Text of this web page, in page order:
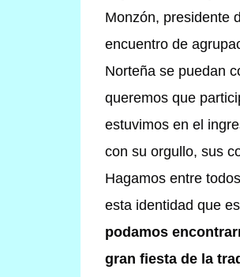
Monzón, presidente
encuentro de
Norteña se puedan
queremos que
estuvimos en el
con su orgullo, sus
Hagamos entre
esta identidad que
podamos
gran fiesta de la